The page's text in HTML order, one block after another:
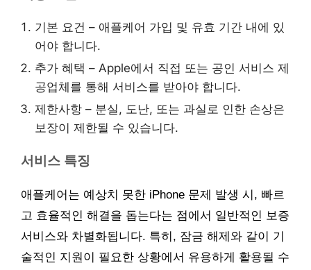
기본 요건 – 애플케어 가입 및 유효 기간 내에 있
어야 합니다.
추가 혜택 – Apple에서 직접 또는 공인 서비스 제
공업체를 통해 서비스를 받아야 합니다.
제한사항 – 분실, 도난, 또는 과실로 인한 손상은
보장이 제한될 수 있습니다.
서비스 특징
애플케어는 예상치 못한 iPhone 문제 발생 시, 빠르
고 효율적인 해결을 돕는다는 점에서 일반적인 보증
서비스와 차별화됩니다. 특히, 잠금 해제와 같이 기
술적인 지원이 필요한 상황에서 유용하게 활용될 수